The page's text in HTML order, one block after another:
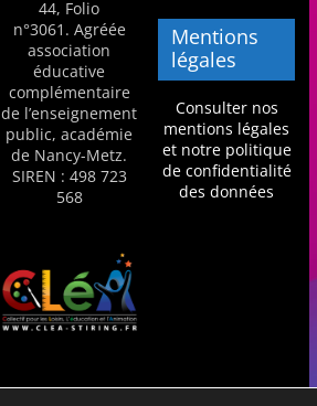
d
u
c
a
t
i
o
e
t
A
i
44, Folio
n°3061. Agréée
association
éducative
complémentaire
de l’enseignement
public, académie
de Nancy-Metz.
SIREN : 498 723
568
Mentions
légales
Consulter nos
mentions légales
et notre politique
de confidentialité
des données